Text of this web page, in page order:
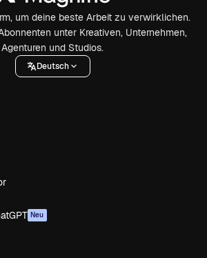
um deine beste Arbeit zu verwirklichen.
unter Kreativen, Unternehmen,
Agenturen und Studios.
Deutsch
Neu